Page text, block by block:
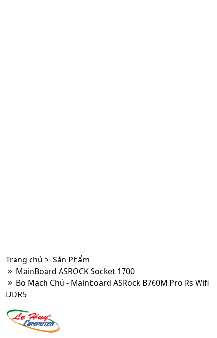
Trang chủ
Sản Phẩm
MainBoard ASROCK Socket 1700
Bo Mạch Chủ - Mainboard ASRock B760M Pro Rs Wifi
DDR5